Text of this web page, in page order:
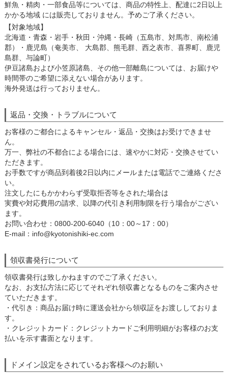
鮮魚・精肉・一部食品等については、商品の特性上、配達に2日以上
かかる地域 には販売しておりません。予めご了承ください。
【対象地域】
北海道・青森・岩手・秋田・沖縄・長崎（五島市、対馬市、南松浦
郡）・鹿児島（奄美市、 大島郡、熊毛群、西之表市、喜界町、鹿児
島群、与論町）
伊豆諸島および小笠原諸島、その他一部離島については、お届けや
時間帯のご希望に添えない場合があります。
海外発送は行っておりません。
返品・交換・トラブルについて
お客様のご都合によるキャンセル・返品・交換はお受けできませ
ん。
万一、弊社の不都合による場合には、速やかに対応・交換させてい
ただきます。
お手数ですが商品到着後2日以内にメールまたは電話でご連絡くださ
い。
注文したにもかかわらず受取拒否等をされた場合は
実費や対応費用の請求、以降の代引き利用制限を行う場合がござい
ます。
お問い合わせ：0800-200-6040（10：00～17：00）
E-mail：info@kyotonishiki-ec.com
領収書発行について
領収書発行は致しかねますのでご了承ください。
なお、お支払方法に応じてそれぞれ領収書となるものをご案内させ
ていただきます。
・代引き：商品お届け時に運送会社から領収証をお渡ししておりま
す。
・クレジットカード：クレジットカードご利用明細がお客様のお支
払いを示す書面となります。
ドメイン設定をされているお客様へのお願い